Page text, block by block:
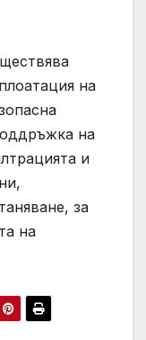
на
на
и
за
на